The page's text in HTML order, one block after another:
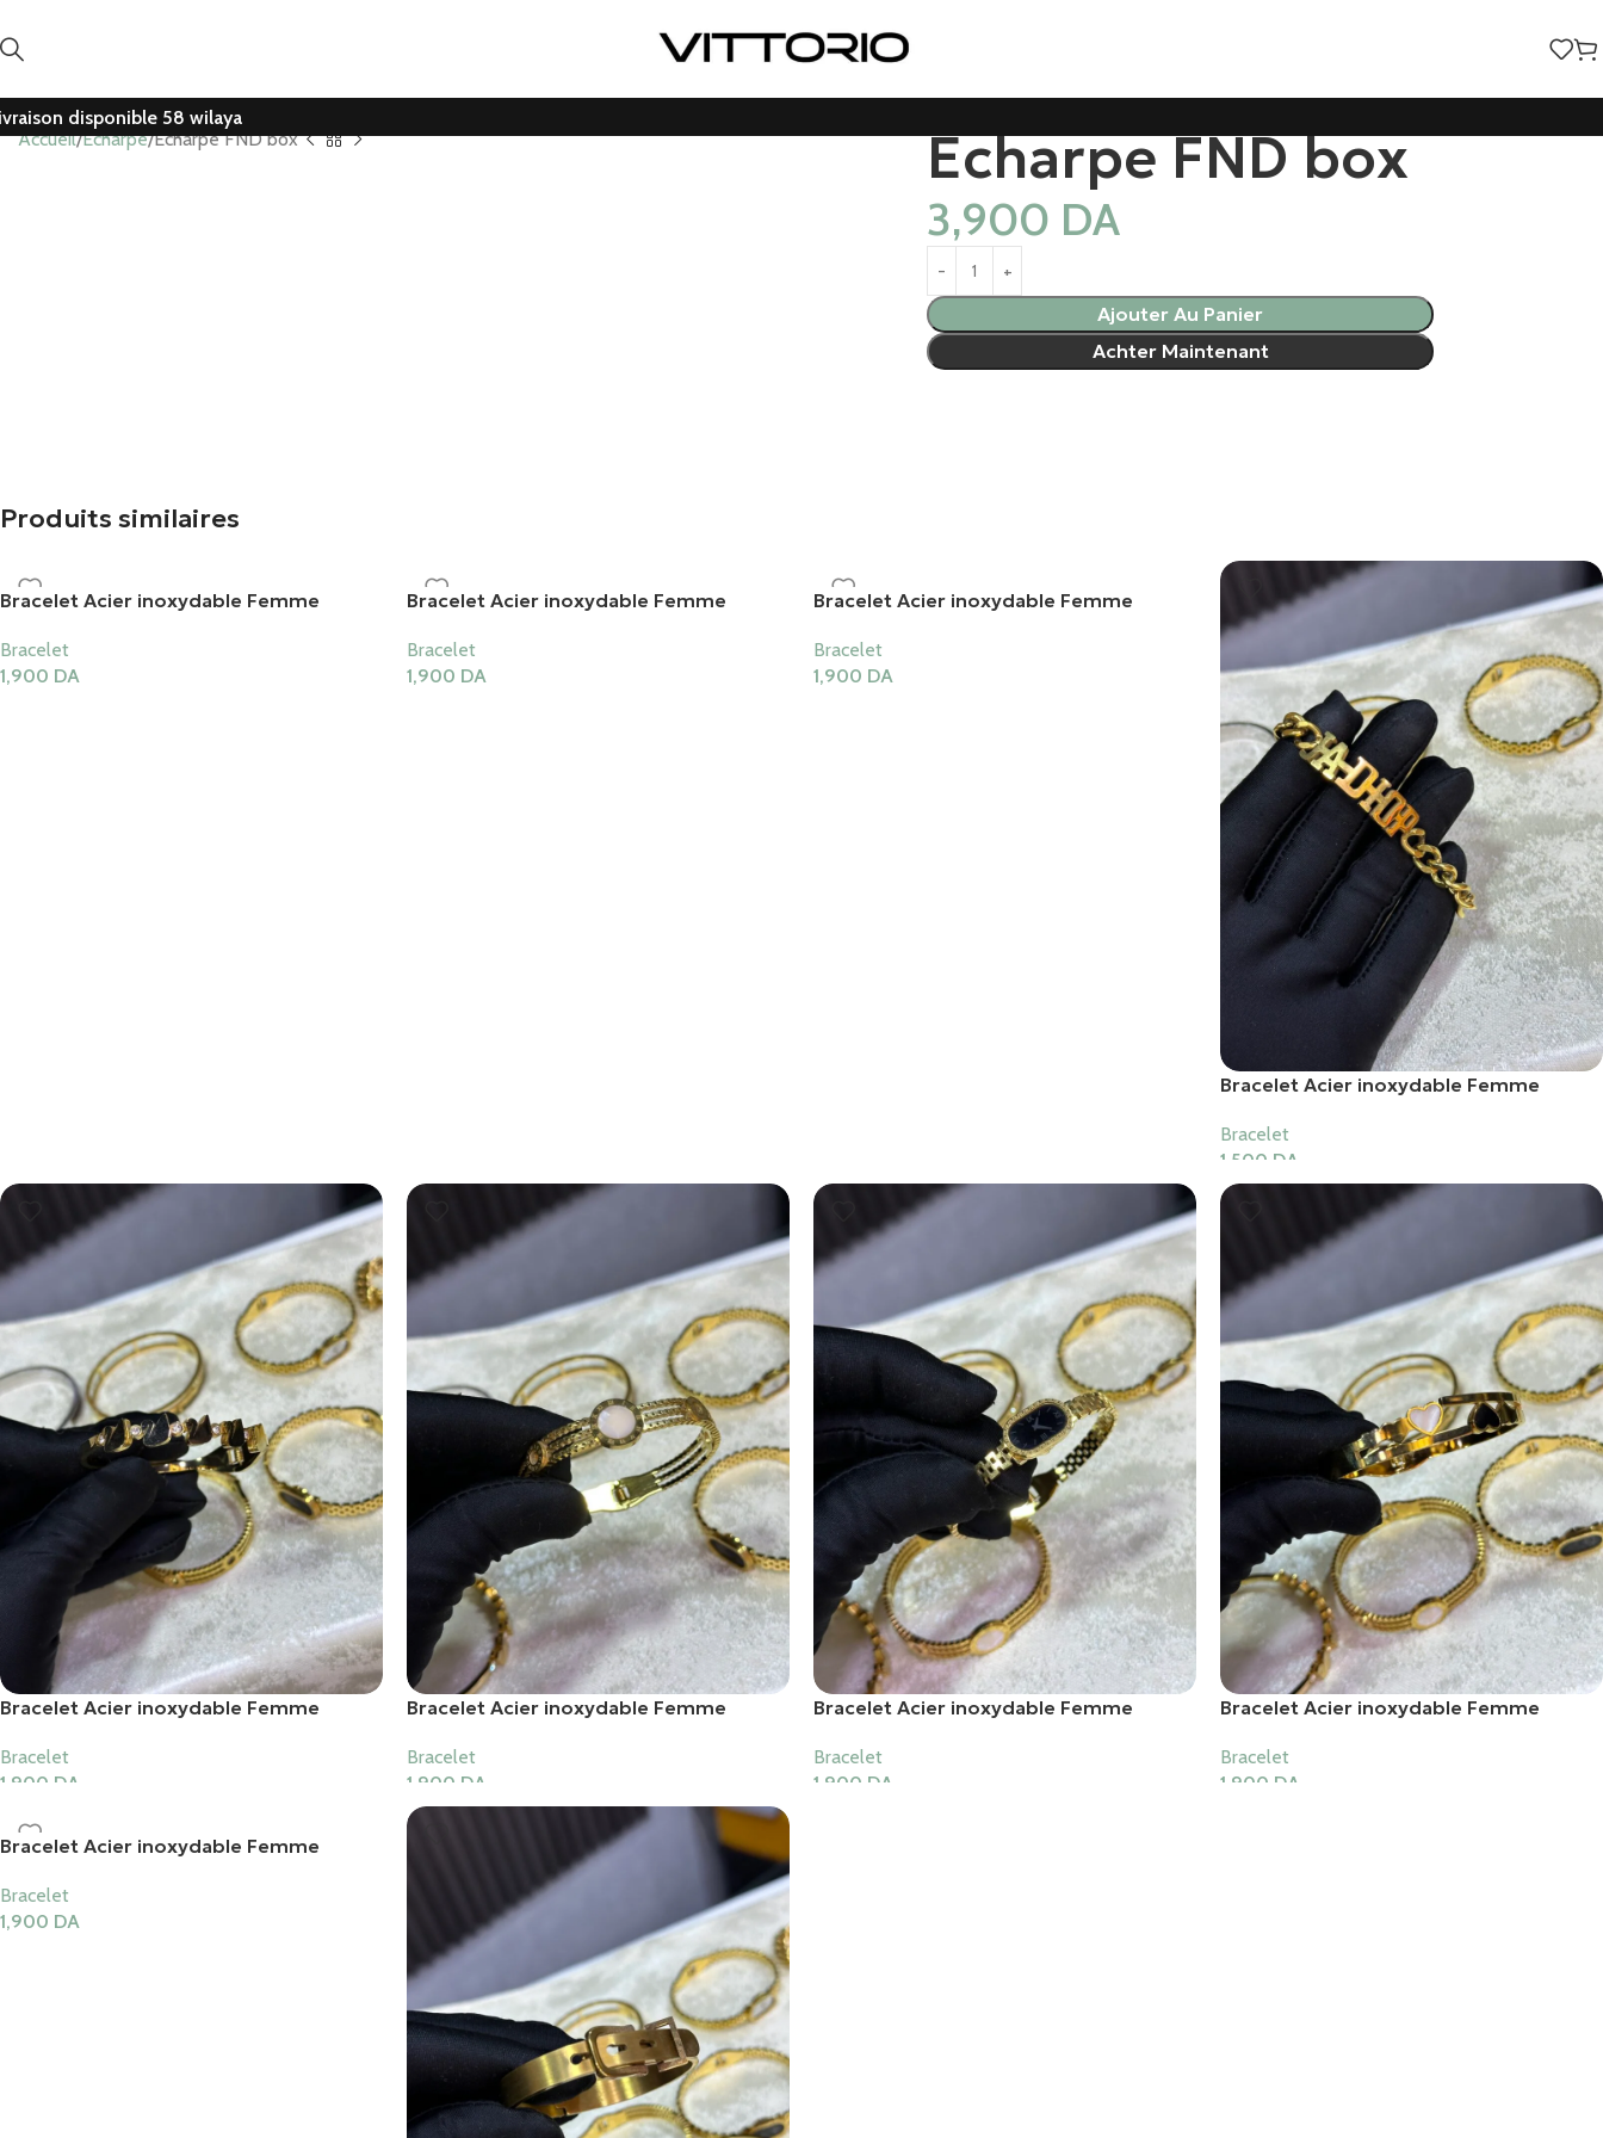
disponible 58 wilaya
Accueil Echarpe Echarpe FND box Echarpe FND box
3,900 DA
Ajouter Au Panier
Achter Maintenant
Produits similaires
Bracelet Acier inoxydable Femme
Bracelet
1,900 DA
Bracelet Acier inoxydable Femme
Bracelet
1,900 DA
Bracelet Acier inoxydable Femme
Bracelet
1,900 DA
Bracelet Acier inoxydable Femme
Bracelet
1,500 DA
Bracelet Acier inoxydable Femme
Bracelet
1,900 DA
Bracelet Acier inoxydable Femme
Bracelet
1,900 DA
Bracelet Acier inoxydable Femme
Bracelet
1,900 DA
Bracelet Acier inoxydable Femme
Bracelet
1,900 DA
Bracelet Acier inoxydable Femme
Bracelet
1,900 DA